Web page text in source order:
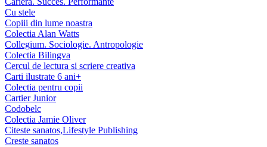
Cu stele
Copiii din lume noastra
Colectia Alan Watts
Collegium. Sociologie. Antropologie
Colectia Bilingva
Cercul de lectura si scriere creativa
Carti ilustrate 6 ani+
Colectia pentru copii
Cartier Junior
Codobelc
Colectia Jamie Oliver
Citeste sanatos,Lifestyle Publishing
Creste sanatos